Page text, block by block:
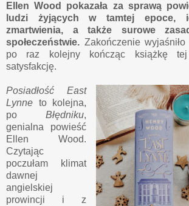
Ellen Wood pokazała za sprawą
ludzi żyjących w tamtej epoce,
zmartwienia, a także surowe
społeczeństwie. Zakończenie
po raz kolejny kończąc książkę tej
satysfakcję.
Posiadłość East
Lynne to kolejna,
poBłędniku,
genialna powieść
Ellen Wood.
Czytając
poczułam klimat
dawnej
angielskiej
prowincji i z